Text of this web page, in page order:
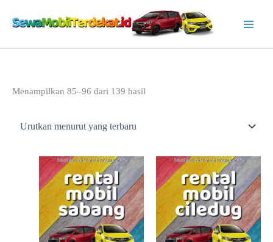
Menampilkan 85–96 dari 139 hasil